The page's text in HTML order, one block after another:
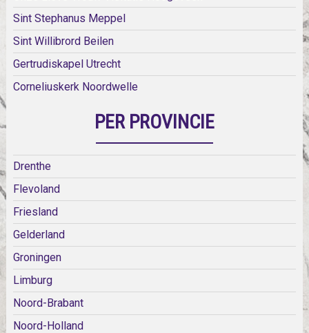
Sint Stephanus Meppel
Sint Willibrord Beilen
Gertrudiskapel Utrecht
Corneliuskerk Noordwelle
PER PROVINCIE
Drenthe
Flevoland
Friesland
Gelderland
Groningen
Limburg
Noord-Brabant
Noord-Holland